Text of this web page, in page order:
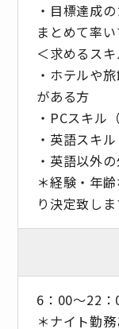
・目標達成
まとめて率
＜求めるス
・ホテルや
がある方
・PCスキル
・英語スキ
・英語以外
＊経験・年
り決定致しま
6：00～22：
＊ナイト勤